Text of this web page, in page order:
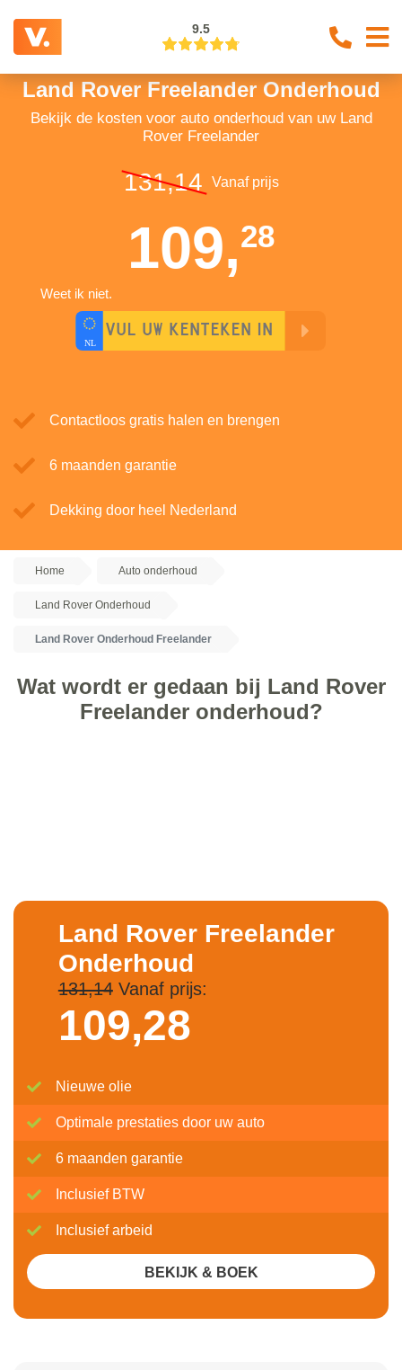
9.5
Land Rover Freelander Onderhoud
Bekijk de kosten voor auto onderhoud van uw Land
Rover Freelander
131,14 Vanaf prijs
109,28
Weet ik niet.
Contactloos gratis halen en brengen
6 maanden garantie
Dekking door heel Nederland
Home Auto onderhoud
Land Rover Onderhoud
Land Rover Onderhoud Freelander
Wat wordt er gedaan bij Land Rover
Freelander onderhoud?
Land Rover Freelander
Onderhoud
131,14Vanaf prijs:
109,28
Nieuwe olie
Optimale prestaties door uw auto
6 maanden garantie
Inclusief BTW
Inclusief arbeid
BEKIJK & BOEK